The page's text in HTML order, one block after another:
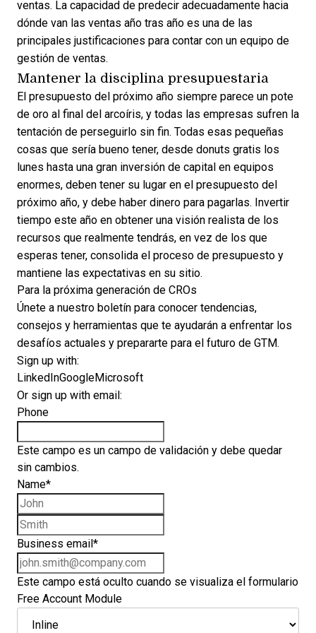
ventas. La capacidad de predecir adecuadamente hacia
dónde van las ventas año tras año es una de las
principales justificaciones para contar con un equipo de
gestión de ventas.
Mantener la disciplina presupuestaria
El presupuesto del próximo año siempre parece un pote
de oro al final del arcoíris, y todas las empresas sufren la
tentación de perseguirlo sin fin. Todas esas pequeñas
cosas que sería bueno tener, desde donuts gratis los
lunes hasta una gran inversión de capital en equipos
enormes, deben tener su lugar en el presupuesto del
próximo año, y debe haber dinero para pagarlas. Invertir
tiempo este año en obtener una visión realista de los
recursos que realmente tendrás, en vez de los que
esperas tener, consolida el proceso de presupuesto y
mantiene las expectativas en su sitio.
Para la próxima generación de CROs
Únete a nuestro boletín para conocer tendencias,
consejos y herramientas que te ayudarán a enfrentar los
desafíos actuales y prepararte para el futuro de GTM.
Sign up with:
LinkedInGoogleMicrosoft
Or sign up with email:
Phone
Este campo es un campo de validación y debe quedar
sin cambios.
Name*
Business email *
Este campo está oculto cuando se visualiza el formulario
Free Account Module